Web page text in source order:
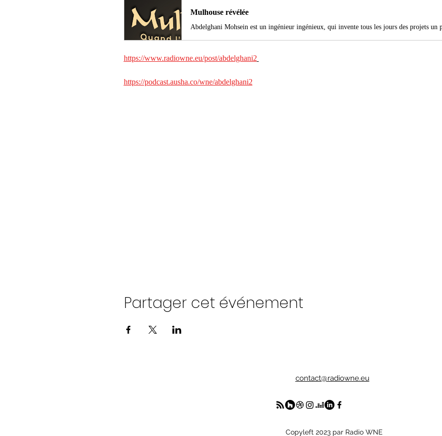
Mulhouse révélée
https://www.radiowne.eu/post/abdelghani2
https://podcast.ausha.co/wne/abdelghani2
Partager cet événement
contact@radiowne.eu
Copyleft 2023 par Radio WNE